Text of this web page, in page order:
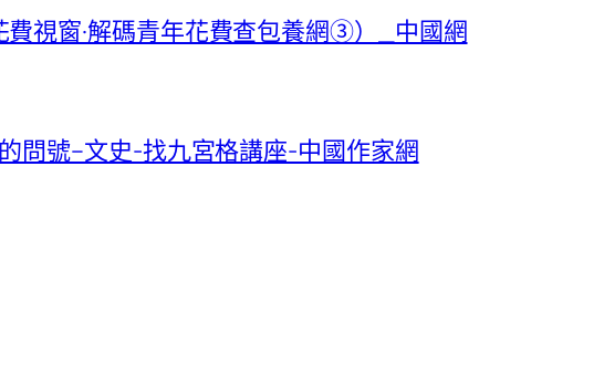
費視窗·解碼青年花費查包養網③）_中國網
問號–文史-找九宮格講座-中國作家網